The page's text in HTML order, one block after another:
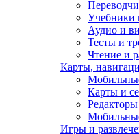
Учебники
Аудио и
Тесты и
Чтение и
Карты,
Карты и
Редакторы
Игры и